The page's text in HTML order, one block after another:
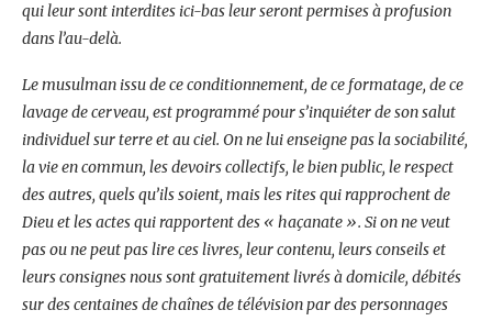
qui leur sont interdites ici-bas leur seront permises à profusion
dans l’au-delà.
Le musulman issu de ce conditionnement, de ce formatage, de ce
lavage de cerveau, est programmé pour s’inquiéter de son salut
individuel sur terre et au ciel. On ne lui enseigne pas la sociabilité,
la vie en commun, les devoirs collectifs, le bien public, le respect
des autres, quels qu’ils soient, mais les rites qui rapprochent de
Dieu et les actes qui rapportent des « haçanate ». Si on ne veut
pas ou ne peut pas lire ces livres, leur contenu, leurs conseils et
leurs consignes nous sont gratuitement livrés à domicile, débités
sur des centaines de chaînes de télévision par des personnages